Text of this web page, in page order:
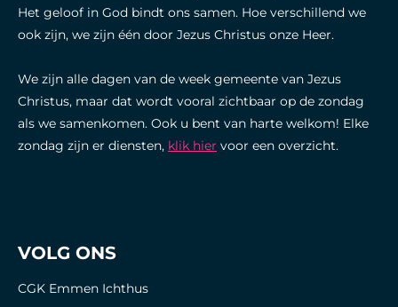
Het geloof in God bindt ons samen. Hoe verschillend we
ook zijn, we zijn één door Jezus Christus onze Heer.
We zijn alle dagen van de week gemeente van Jezus
Christus, maar dat wordt vooral zichtbaar op de zondag
als we samenkomen. Ook u bent van harte welkom! Elke
zondag zijn er diensten, klik hier voor een overzicht.
VOLG ONS
CGK Emmen Ichthus